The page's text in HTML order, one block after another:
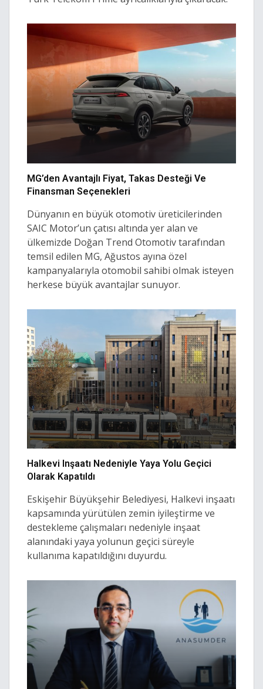
MG’den Avantajlı Fiyat, Takas Desteği Ve
Finansman Seçenekleri
Dünyanın en büyük otomotiv üreticilerinden
SAIC Motor’un çatısı altında yer alan ve
ülkemizde Doğan Trend Otomotiv tarafından
temsil edilen MG, Ağustos ayına özel
kampanyalarıyla otomobil sahibi olmak isteyen
herkese büyük avantajlar sunuyor.
Halkevi Inşaatı Nedeniyle Yaya Yolu Geçici
Olarak Kapatıldı
Eskişehir Büyükşehir Belediyesi, Halkevi inşaatı
kapsamında yürütülen zemin iyileştirme ve
destekleme çalışmaları nedeniyle inşaat
alanındaki yaya yolunun geçici süreyle
kullanıma kapatıldığını duyurdu.